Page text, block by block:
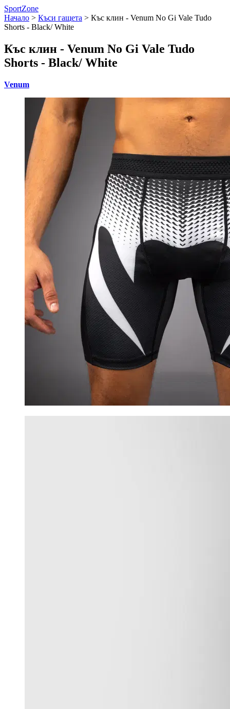
SportZone
Начало > Къси гащета > Къс клин - Venum No Gi Vale Tudo
Shorts - Black/ White
Къс клин - Venum No Gi Vale Tudo
Shorts - Black/ White
Venum